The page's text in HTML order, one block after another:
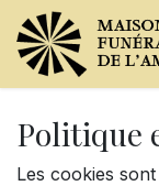
Politique
Les cookies